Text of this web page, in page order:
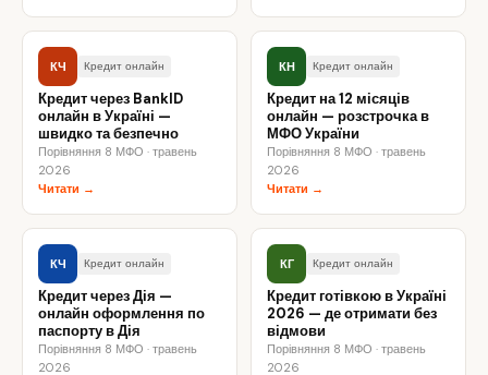
КЧ Кредит онлайн
Кредит через BankID
онлайн в Україні —
швидко та безпечно
Порівняння 8 МФО · травень
2026
Читати →
КН Кредит онлайн
Кредит на 12 місяців
онлайн — розстрочка в
МФО України
Порівняння 8 МФО · травень
2026
Читати →
КЧ Кредит онлайн
Кредит через Дія —
онлайн оформлення по
паспорту в Дія
Порівняння 8 МФО · травень
2026
КГ Кредит онлайн
Кредит готівкою в Україні
2026 — де отримати без
відмови
Порівняння 8 МФО · травень
2026